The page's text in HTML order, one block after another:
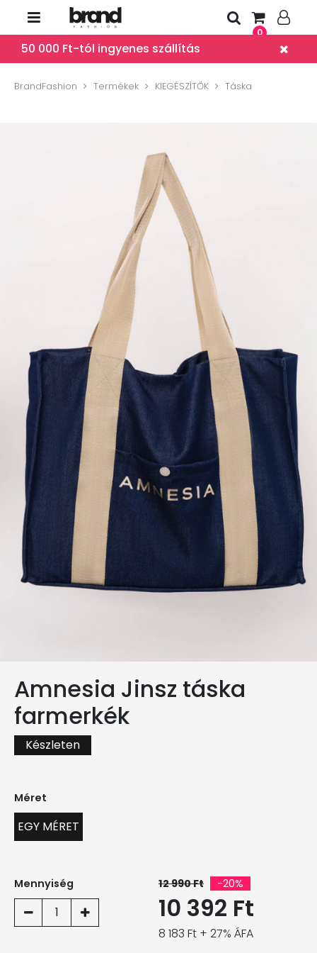
0
50 000 Ft-tól ingyenes szállítás
BrandFashion Termékek KIEGÉSZÍTŐK Táska
Amnesia Jinsz táska
farmerkék
Készleten
Méret
EGY MÉRET
Mennyiség
1
12 990 Ft -20%
10 392 Ft
8 183 Ft + 27% ÁFA